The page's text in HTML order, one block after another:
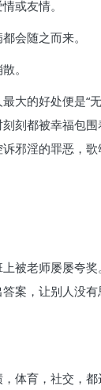
或友情。
会随之而来。
。
大的好处便是“
刻都被幸福包
邪淫的罪恶，
被老师屡屡夸
案，让别人没
体育，社交，